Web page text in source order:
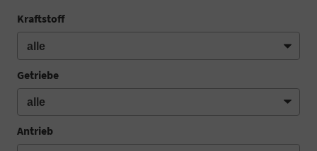
Kraftstoff
Getriebe
Antrieb